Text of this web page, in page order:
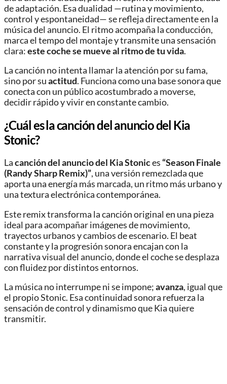
de adaptación. Esa dualidad —rutina y movimiento,
control y espontaneidad— se refleja directamente en la
música del anuncio. El ritmo acompaña la conducción,
marca el tempo del montaje y transmite una sensación
clara:este coche se mueve al ritmo de tu vida.
La canción no intenta llamar la atención por su fama,
sino por suactitud. Funciona como una base sonora que
conecta con un público acostumbrado a moverse,
decidir rápido y vivir en constante cambio.
¿Cuál es la canción del anuncio del Kia
Stonic?
Lacanción del anuncio del Kia Stonices “Season Finale
(Randy Sharp Remix)”, una versión remezclada que
aporta una energía más marcada, un ritmo más urbano y
una textura electrónica contemporánea.
Este remix transforma la canción original en una pieza
ideal para acompañar imágenes de movimiento,
trayectos urbanos y cambios de escenario. El beat
constante y la progresión sonora encajan con la
narrativa visual del anuncio, donde el coche se desplaza
con fluidez por distintos entornos.
La música no interrumpe ni se impone;avanza, igual que
el propio Stonic. Esa continuidad sonora refuerza la
sensación de control y dinamismo que Kia quiere
transmitir.